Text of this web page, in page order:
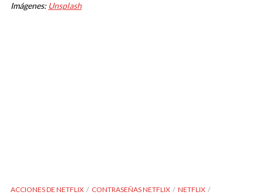
Imágenes: Unsplash
ACCIONES DE NETFLIX CONTRASEÑAS NETFLIX
NETFLIX